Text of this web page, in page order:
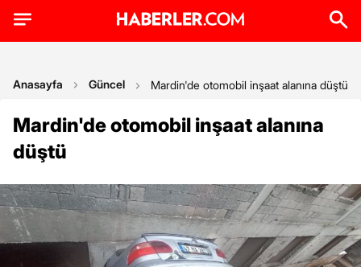
Anasayfa Güncel Mardin'de otomobil inşaat alanına düştü
Mardin'de otomobil inşaat alanına
düştü